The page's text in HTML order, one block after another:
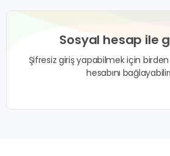
Sosyal hesap ile
Şifresiz giriş yapabilmek için
hesabını